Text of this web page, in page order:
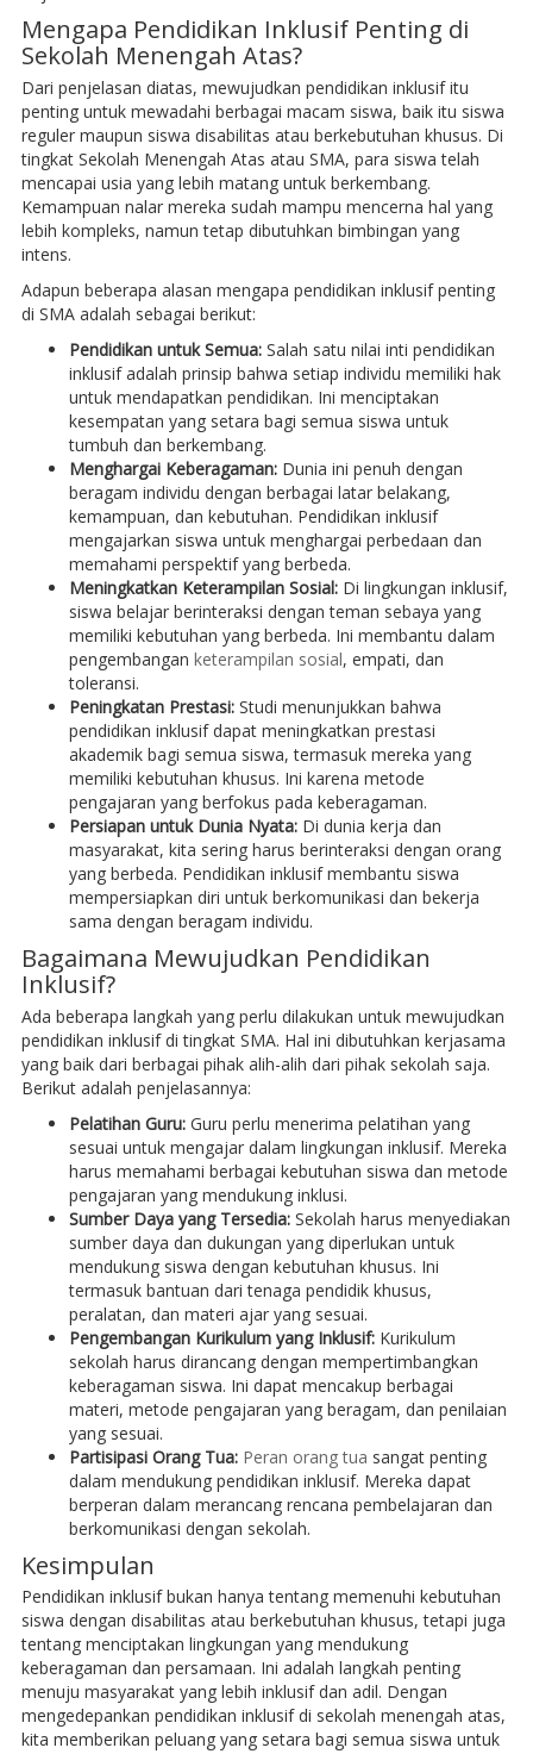
Mengapa Pendidikan Inklusif Penting di
Sekolah Menengah Atas?
Dari penjelasan diatas, mewujudkan pendidikan inklusif itu
penting untuk mewadahi berbagai macam siswa, baik itu siswa
reguler maupun siswa disabilitas atau berkebutuhan khusus. Di
tingkat Sekolah Menengah Atas atau SMA, para siswa telah
mencapai usia yang lebih matang untuk berkembang.
Kemampuan nalar mereka sudah mampu mencerna hal yang
lebih kompleks, namun tetap dibutuhkan bimbingan yang
intens.
Adapun beberapa alasan mengapa pendidikan inklusif penting
di SMA adalah sebagai berikut:
Pendidikan untuk Semua:Salah satu nilai inti pendidikan
inklusif adalah prinsip bahwa setiap individu memiliki hak
untuk mendapatkan pendidikan. Ini menciptakan
kesempatan yang setara bagi semua siswa untuk
tumbuh dan berkembang.
Menghargai Keberagaman:Dunia ini penuh dengan
beragam individu dengan berbagai latar belakang,
kemampuan, dan kebutuhan. Pendidikan inklusif
mengajarkan siswa untuk menghargai perbedaan dan
memahami perspektif yang berbeda.
Meningkatkan Keterampilan Sosial:Di lingkungan inklusif,
siswa belajar berinteraksi dengan teman sebaya yang
memiliki kebutuhan yang berbeda. Ini membantu dalam
pengembangan keterampilan sosial, empati, dan
toleransi.
Peningkatan Prestasi:Studi menunjukkan bahwa
pendidikan inklusif dapat meningkatkan prestasi
akademik bagi semua siswa, termasuk mereka yang
memiliki kebutuhan khusus. Ini karena metode
pengajaran yang berfokus pada keberagaman.
Persiapan untuk Dunia Nyata:Di dunia kerja dan
masyarakat, kita sering harus berinteraksi dengan orang
yang berbeda. Pendidikan inklusif membantu siswa
mempersiapkan diri untuk berkomunikasi dan bekerja
sama dengan beragam individu.
Bagaimana Mewujudkan Pendidikan
Inklusif?
Ada beberapa langkah yang perlu dilakukan untuk mewujudkan
pendidikan inklusif di tingkat SMA. Hal ini dibutuhkan kerjasama
yang baik dari berbagai pihak alih-alih dari pihak sekolah saja.
Berikut adalah penjelasannya:
Pelatihan Guru:Guru perlu menerima pelatihan yang
sesuai untuk mengajar dalam lingkungan inklusif. Mereka
harus memahami berbagai kebutuhan siswa dan metode
pengajaran yang mendukung inklusi.
Sumber Daya yang Tersedia:Sekolah harus menyediakan
sumber daya dan dukungan yang diperlukan untuk
mendukung siswa dengan kebutuhan khusus. Ini
termasuk bantuan dari tenaga pendidik khusus,
peralatan, dan materi ajar yang sesuai.
Pengembangan Kurikulum yang Inklusif:Kurikulum
sekolah harus dirancang dengan mempertimbangkan
keberagaman siswa. Ini dapat mencakup berbagai
materi, metode pengajaran yang beragam, dan penilaian
yang sesuai.
Partisipasi Orang Tua: Peran orang tua sangat penting
dalam mendukung pendidikan inklusif. Mereka dapat
berperan dalam merancang rencana pembelajaran dan
berkomunikasi dengan sekolah.
Kesimpulan
Pendidikan inklusif bukan hanya tentang memenuhi kebutuhan
siswa dengan disabilitas atau berkebutuhan khusus, tetapi juga
tentang menciptakan lingkungan yang mendukung
keberagaman dan persamaan. Ini adalah langkah penting
menuju masyarakat yang lebih inklusif dan adil. Dengan
mengedepankan pendidikan inklusif di sekolah menengah atas,
kita memberikan peluang yang setara bagi semua siswa untuk